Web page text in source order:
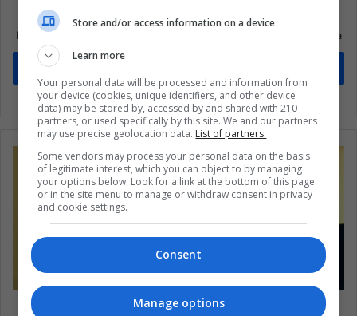
Suscríbete a nuestra lista de correos
Mantente informado sobre lo que está pasando en Latinoamérica
El "anti Papa" colombiano
Store and/or access information on a device
Learn more
Your personal data will be processed and information from
your device (cookies, unique identifiers, and other device
data) may be stored by, accessed by and shared with 210
partners, or used specifically by this site. We and our partners
may use precise geolocation data. List of partners.
Some vendors may process your personal data on the basis
of legitimate interest, which you can object to by managing
your options below. Look for a link at the bottom of this page
or in the site menu to manage or withdraw consent in privacy
and cookie settings.
Consent
Manage options